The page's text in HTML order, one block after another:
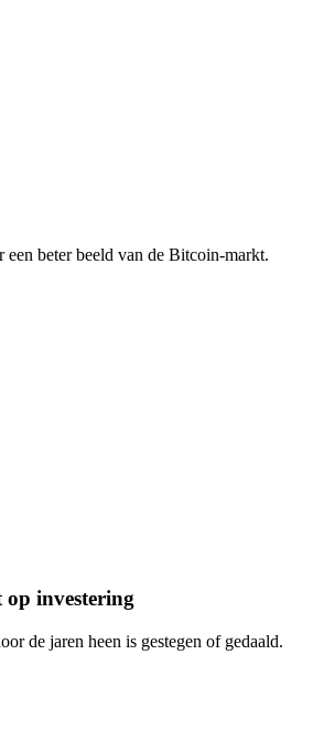
beter beeld van de Bitcoin-markt.
investering
de jaren heen is gestegen of gedaald.